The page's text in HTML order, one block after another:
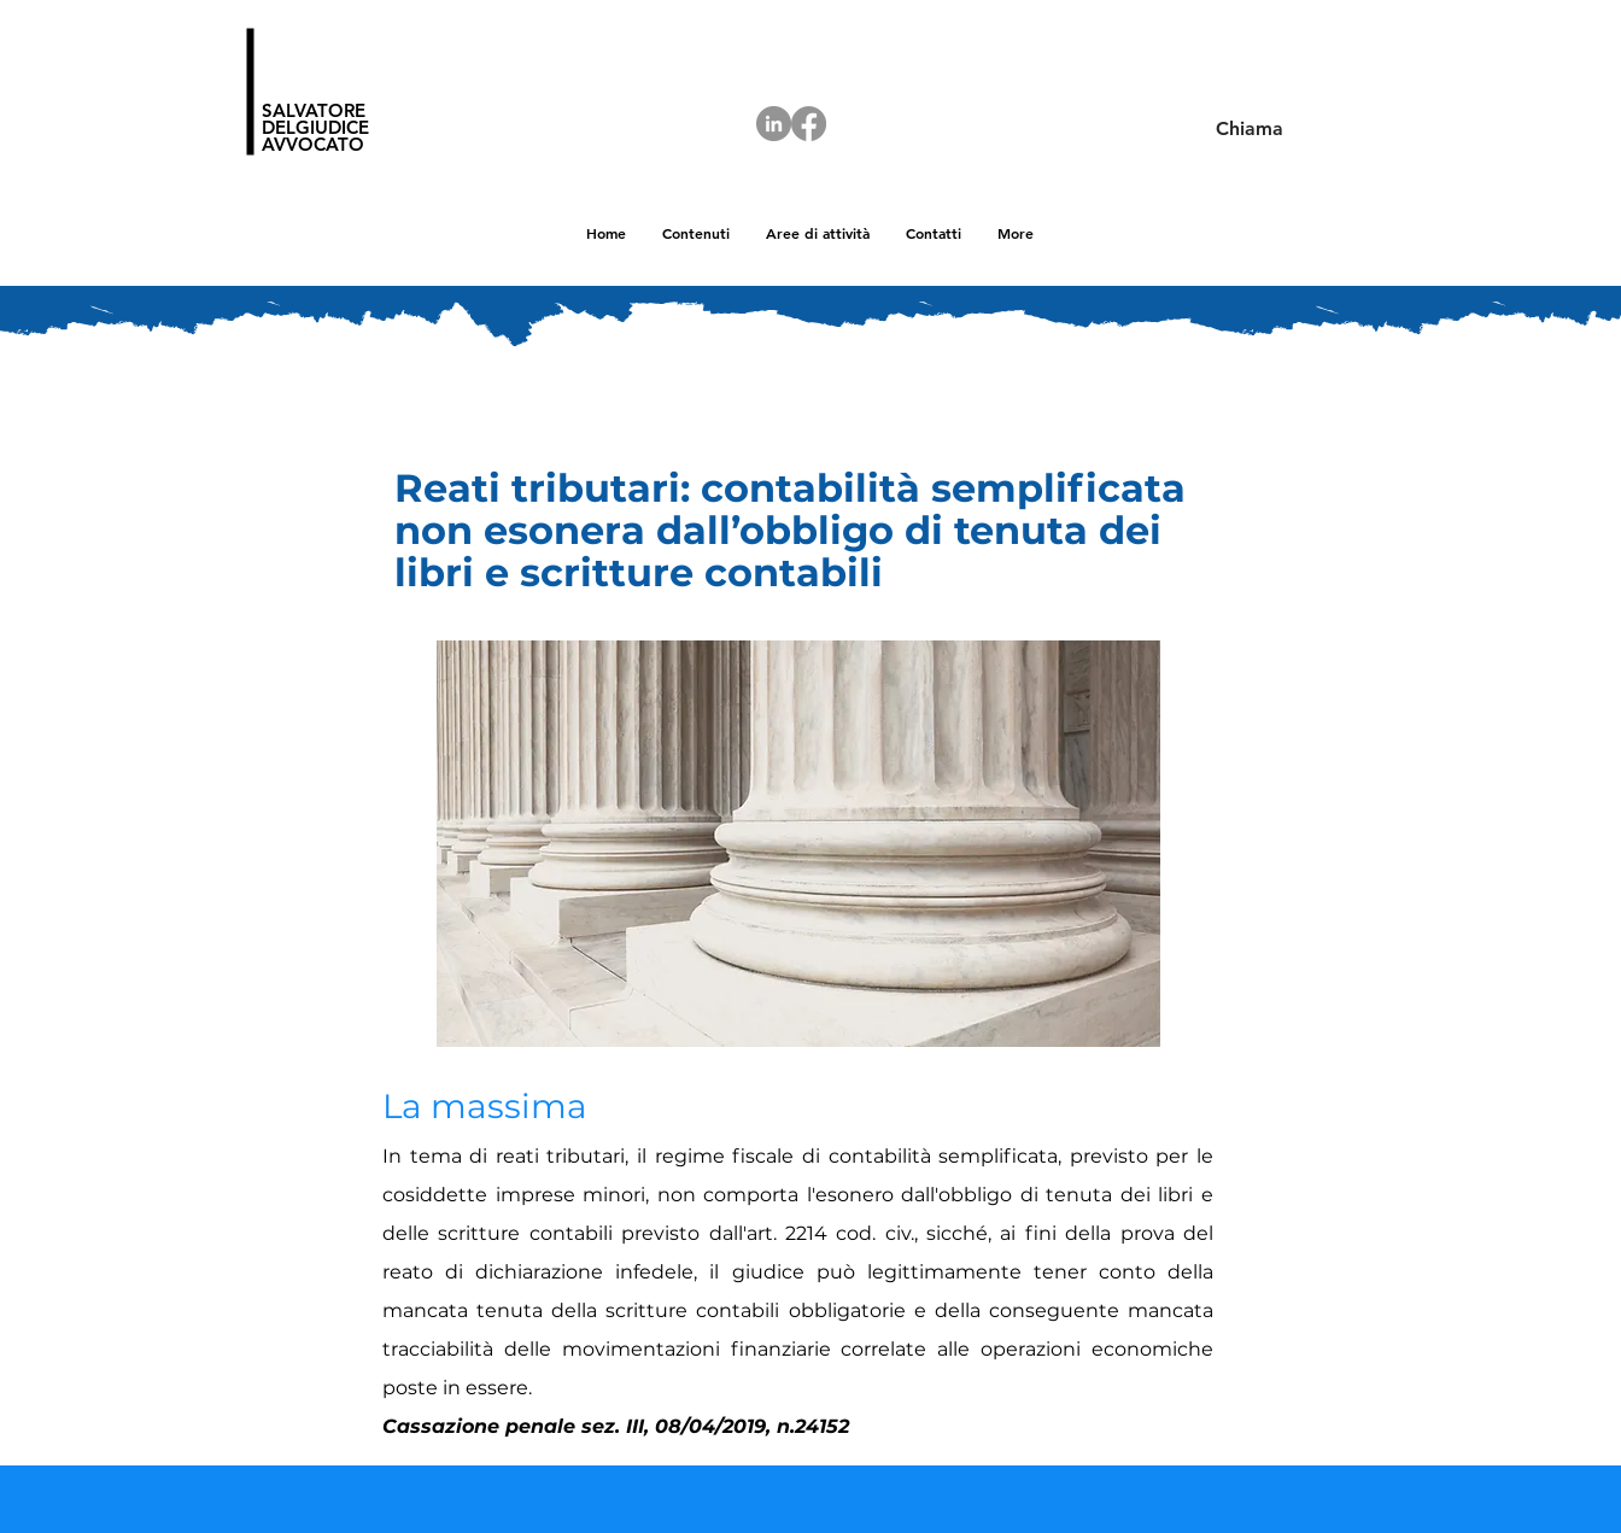
Γ
SALVATORE
DELGIUDICE
AVVOCATO
Chiama
Home Contenuti Aree di attività Contatti More
Reati tributari: contabilità semplificata
non esonera dall’obbligo di tenuta dei
libri e scritture contabili
La massima
In tema di reati tributari, il regime fiscale di contabilità semplificata, previsto per le
cosiddette imprese minori, non comporta l'esonero dall'obbligo di tenuta dei libri e
delle scritture contabili previsto dall'art. 2214 cod. civ., sicché, ai fini della prova del
reato di dichiarazione infedele, il giudice può legittimamente tener conto della
mancata tenuta della scritture contabili obbligatorie e della conseguente mancata
tracciabilità delle movimentazioni finanziarie correlate alle operazioni economiche
poste in essere.
Cassazione penale sez. III, 08/04/2019, n.24152